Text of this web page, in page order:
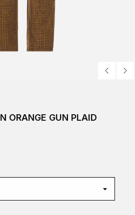
ORANGE GUN PLAID